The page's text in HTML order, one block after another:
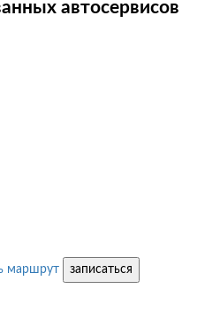
автосервисов
маршрут
записаться